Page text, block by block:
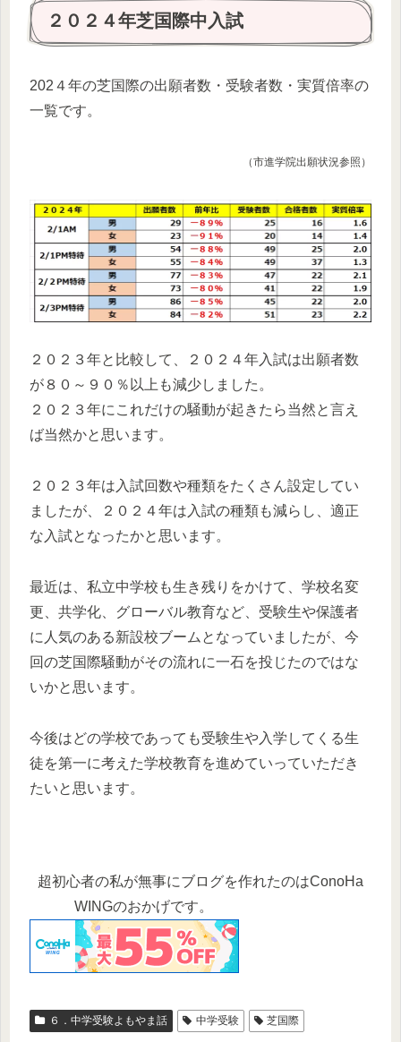
２０２４年芝国際中入試
202４年の芝国際の出願者数・受験者数・実質倍率の
一覧です。
（市進学院出願状況参照）
２０２３年と比較して、２０２４年入試は出願者数
が８０～９０％以上も減少しました。
２０２３年にこれだけの騒動が起きたら当然と言え
ば当然かと思います。
２０２３年は入試回数や種類をたくさん設定してい
ましたが、２０２４年は入試の種類も減らし、適正
な入試となったかと思います。
最近は、私立中学校も生き残りをかけて、学校名変
更、共学化、グローバル教育など、受験生や保護者
に人気のある新設校ブームとなっていましたが、今
回の芝国際騒動がその流れに一石を投じたのではな
いかと思います。
今後はどの学校であっても受験生や入学してくる生
徒を第一に考えた学校教育を進めていっていただき
たいと思います。
超初心者の私が無事にブログを作れたのはConoHa
WINGのおかげです。
６．中学受験よもやま話 中学受験 芝国際